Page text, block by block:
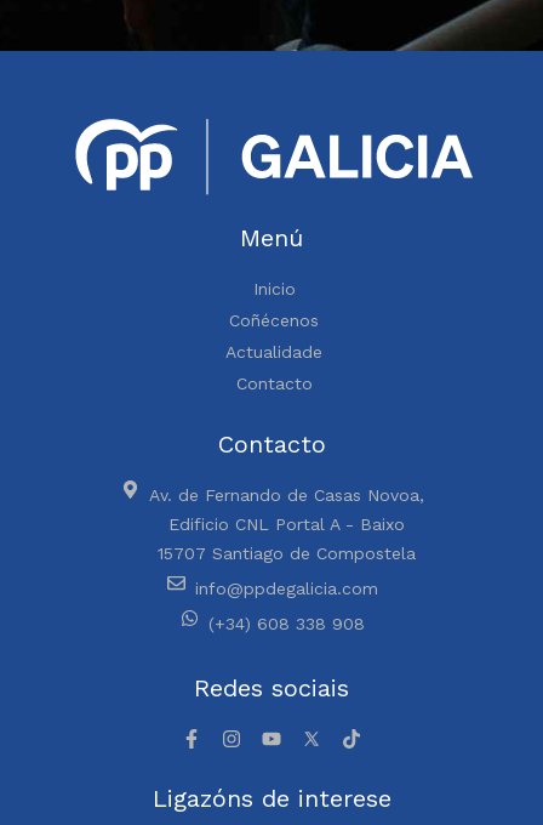
Menú
Inicio
Coñécenos
Actualidade
Contacto
Contacto
Av. de Fernando de Casas Novoa,
Edificio CNL Portal A - Baixo
15707 Santiago de Compostela
info@ppdegalicia.com
(+34) 608 338 908
Redes sociais
Ligazóns de interese